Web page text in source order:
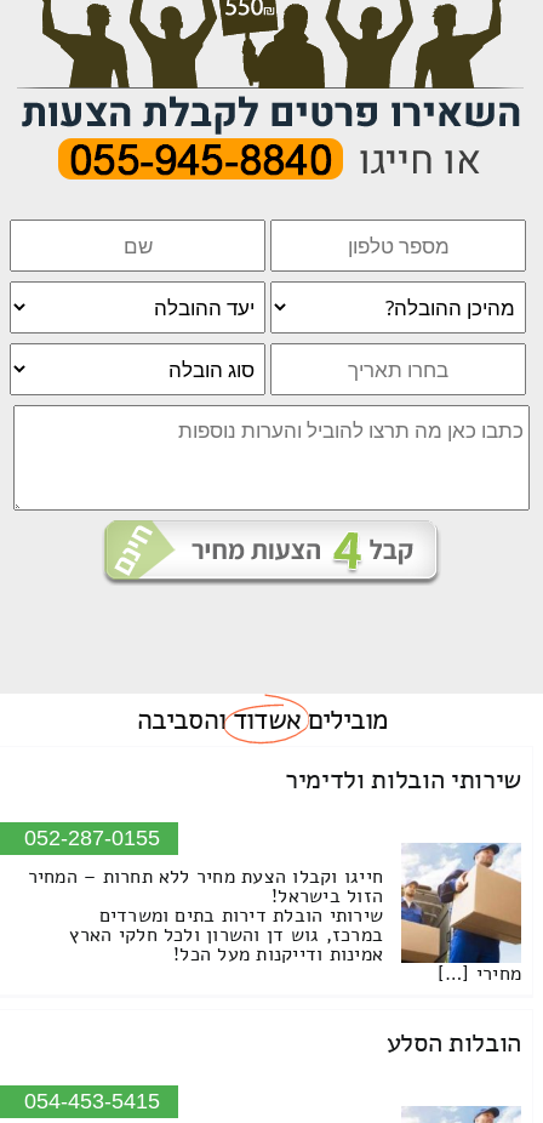
מוביליםאשדודוהסביבה
שירותי הובלות ולדימיר
052-287-0155
חייגו וקבלו הצעת מחיר ללא תחרות – המחיר
הזול בישראל!
שירותי הובלת דירות בתים ומשרדים
במרכז, גוש דן והשרון ולכל חלקי הארץ
אמינות ודייקנות מעל הכל!
מחירי […]
הובלות הסלע
054-453-5415